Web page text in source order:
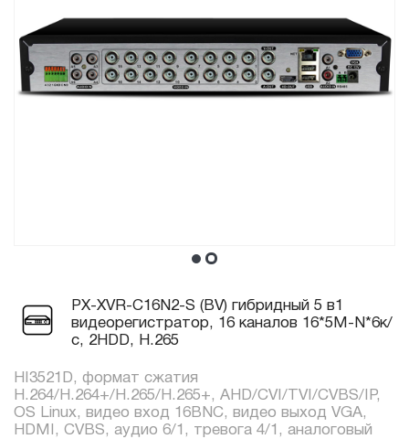
PX-XVR-C16N2-S (BV) гибридный 5 в1
видеорегистратор, 16 каналов 16*5М-N*6к/
с, 2HDD, H.265
HI3521D, формат сжатия
H.264/H.264+/H.265/H.265+, AHD/CVI/TVI/CVBS/IP,
OS Linux, видео вход 16BNC, видео выход VGA,
HDMI, CVBS, аудио 6/1, тревога 4/1, аналоговый